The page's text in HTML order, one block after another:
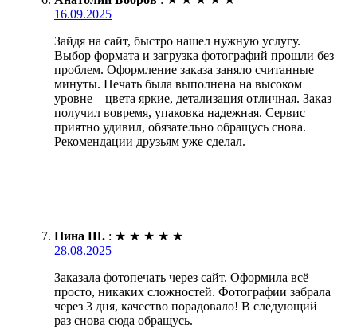
16.09.2025
Зайдя на сайт, быстро нашел нужную услугу.
Выбор формата и загрузка фотографий прошли без
проблем. Оформление заказа заняло считанные
минуты. Печать была выполнена на высоком
уровне – цвета яркие, детализация отличная. Заказ
получил вовремя, упаковка надежная. Сервис
приятно удивил, обязательно обращусь снова.
Рекомендации друзьям уже сделал.
Нина Ш. : ★ ★ ★ ★ ★
28.08.2025
Заказала фотопечать через сайт. Оформила всё
просто, никаких сложностей. Фотографии забрала
через 3 дня, качество порадовало! В следующий
раз снова сюда обращусь.